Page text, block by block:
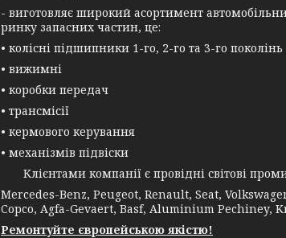
- виготовляє широкий асортимент
ринку запасних частин, це:
• колісні підшипники 1-го, 2-го та 3-го поколінь
• вижимні
• коробки передач
• трансмісії
• кермового керування
• механізмів підвіски
Клієнтами компанії є провідні світові
Mercedes-Benz, Peugeot, Renault, Seat,
Copco, Agfa-Gevaert, Basf, Aluminium Pechiney,
Ремонтуйте європейською якістю!